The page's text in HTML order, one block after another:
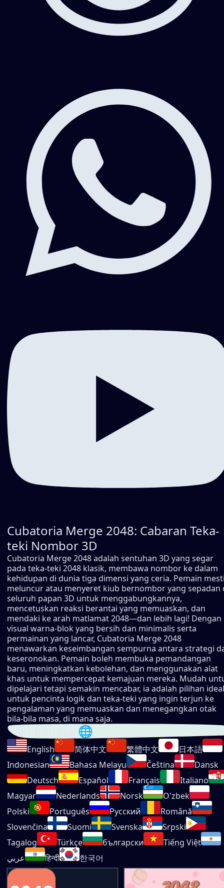
Cubatoria Merge 2048: Cabaran Teka-
teki Nombor 3D
Cubatoria Merge 2048 adalah sentuhan 3D yang segar
pada teka-teki 2048 klasik, membawa nombor ke dalam
kehidupan di dunia tiga dimensi yang ceria. Pemain
meluncur atau menyeret kiub bernombor yang sepadan
seluruh papan 3D untuk menggabungkannya,
mencetuskan reaksi berantai yang memuaskan, dan
mendaki ke arah matlamat 2048—dan lebih lagi! Dengan
visual warna-blok yang bersih dan minimalis serta
permainan yang lancar, Cubatoria Merge 2048
menawarkan keseimbangan sempurna antara strategi
keseronokan. Pemain boleh membuka pemandangan
baru, meningkatkan kebolehan, dan menggunakan alat
khas untuk mempercepat kemajuan mereka. Mudah
dipelajari tetapi semakin mencabar, ia adalah pilihan ideal
untuk pencinta logik dan teka-teki yang ingin terjun ke
pengalaman yang memuaskan dan menegangkan otak
bila-bila masa, di mana saja.
Pilih Bahasa 🌐
English 简体中文 繁體中文
日本語
Indonesian
Bahasa Melayu Čeština
Dansk
Deutsch
Español Français
Italiano
Magyar
Nederlands Norsk
O'zbek
Polski
Português Русский
Română
Slovenčina
Suomi Svenska
Srpski
Tagalog
Türkçe български
Tiếng Việt
عربي
हिन्दी 한국어